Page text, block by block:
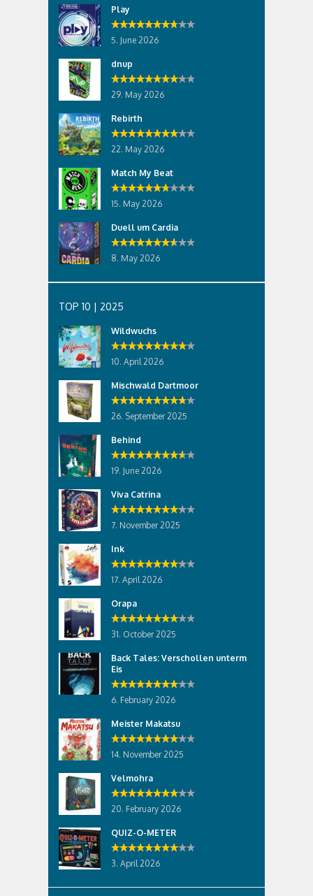
Play
5. June 2026
dnup
29. May 2026
Rebirth
22. May 2026
Match My Beat
15. May 2026
Duell um Cardia
8. May 2026
TOP 10 | 2025
Wildwuchs
10. April 2026
Mischwald Dartmoor
26. September 2025
Behind
19. June 2026
Viva Catrina
7. November 2025
Ink
17. April 2026
Orapa
31. October 2025
Back Tales: Verschollen unterm
Eis
6. February 2026
Meister Makatsu
14. November 2025
Velmohra
20. February 2026
QUIZ-O-METER
3. April 2026